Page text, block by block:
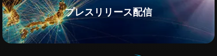
プレスリリース配信